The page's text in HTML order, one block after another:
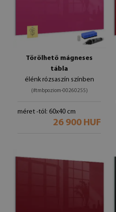
Törölhető mágneses
tábla
élénk rózsaszín színben
(#tmbpoziom-00260255)
méret -tól: 60x40 cm
26 900 HUF